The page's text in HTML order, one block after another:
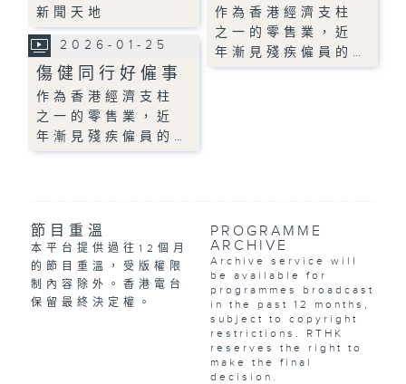
新聞天地
作為香港經濟支柱
之一的零售業，近
年漸見殘疾僱員的…
2026-01-25
傷健同行好僱事
作為香港經濟支柱
之一的零售業，近
年漸見殘疾僱員的…
節目重溫
本平台提供過往12個月
的節目重溫，受版權限
制內容除外。香港電台
保留最終決定權。
PROGRAMME
ARCHIVE
Archive service will
be available for
programmes broadcast
in the past 12 months,
subject to copyright
restrictions. RTHK
reserves the right to
make the final
decision.